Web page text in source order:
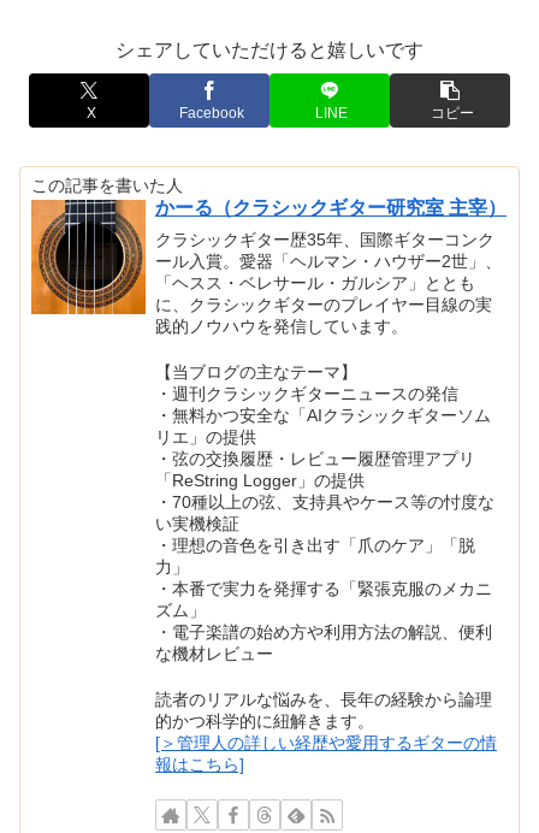
シェアしていただけると嬉しいです
X Facebook LINE コピー
この記事を書いた人
かーる（クラシックギター研究室 主宰）
クラシックギター歴35年、国際ギターコンク
ール入賞。愛器「ヘルマン・ハウザー2世」、
「ヘスス・ベレサール・ガルシア」ととも
に、クラシックギターのプレイヤー目線の実
践的ノウハウを発信しています。
【当ブログの主なテーマ】
・週刊クラシックギターニュースの発信
・無料かつ安全な「AIクラシックギターソム
リエ」の提供
・弦の交換履歴・レビュー履歴管理アプリ
「ReString Logger」の提供
・70種以上の弦、支持具やケース等の忖度な
い実機検証
・理想の音色を引き出す「爪のケア」「脱
力」
・本番で実力を発揮する「緊張克服のメカニ
ズム」
・電子楽譜の始め方や利用方法の解説、便利
な機材レビュー
読者のリアルな悩みを、長年の経験から論理
的かつ科学的に紐解きます。
[＞管理人の詳しい経歴や愛用するギターの情
報はこちら]